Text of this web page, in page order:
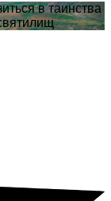
в таинства